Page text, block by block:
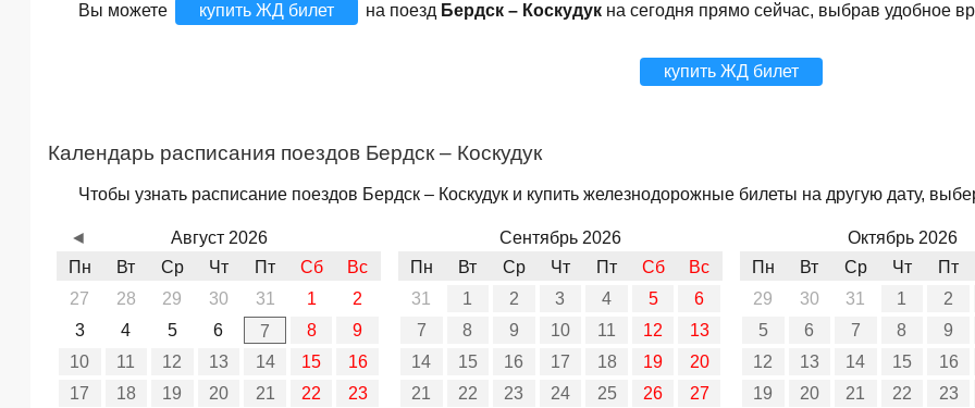
Вы можете купить ЖД билет на поезд Бердск – Коскудук на сегодня прямо сейчас, выбрав удобное
купить ЖД билет
Календарь расписания поездов Бердск – Коскудук
Чтобы узнать расписание поездов Бердск – Коскудук и купить железнодорожные билеты на другую дату,
Август 2026
Пн
Вт Ср Чт Пт Сб
Вс
27
28 29 30 31 1
2
3
4 5 6 7 8
9
10
11 12 13 14 15
16
17
18 19 20 21 22
23
Сентябрь 2026
Пн
Вт Ср Чт Пт Сб
Вс
31
1 2 3 4 5
6
7
8 9 10 11 12
13
14
15 16 17 18 19
20
21
22 23 24 25 26
27
Октябрь 2026
Пн
Вт Ср Чт
Пт
29
30 31 1
2
5
6 7 8
9
12
13 14 15
16
19
20 21 22
23
◄